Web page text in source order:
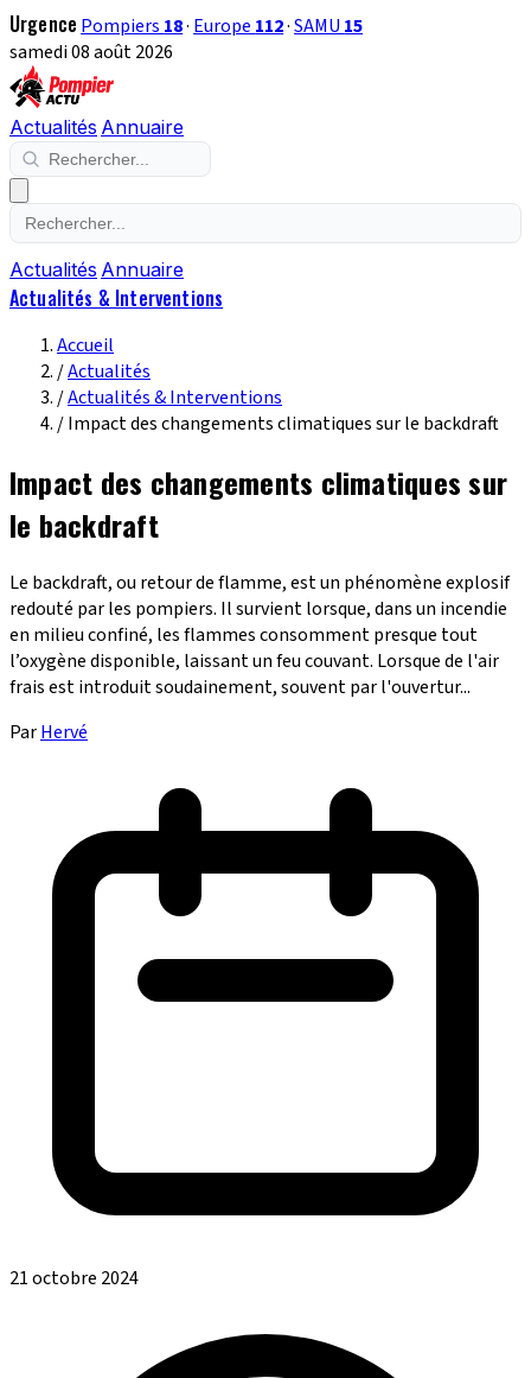
Urgence Pompiers 18· Europe 112·SAMU 15
samedi 08 août 2026
Actualités Annuaire
Actualités Annuaire
Actualités & Interventions
Accueil
/Actualités
/Actualités & Interventions
/Impact des changements climatiques sur le backdraft
Impact des changements climatiques sur
le backdraft
Le backdraft, ou retour de flamme, est un phénomène explosif
redouté par les pompiers. Il survient lorsque, dans un incendie
en milieu confiné, les flammes consomment presque tout
l’oxygène disponible, laissant un feu couvant. Lorsque de l'air
frais est introduit soudainement, souvent par l'ouvertur...
ParHervé
21 octobre 2024